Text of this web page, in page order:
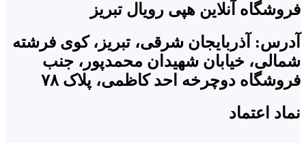
فروشگاه آنلاین هپی رویال تبریز
آدرس: آذربایجان شرقی، تبریز، کوی فرشته
شمالی، خیابان شهیدان محمدپور، جنب
فروشگاه دوچرخه احد کاظمی، پلاک ۷۸
نماد اعتماد